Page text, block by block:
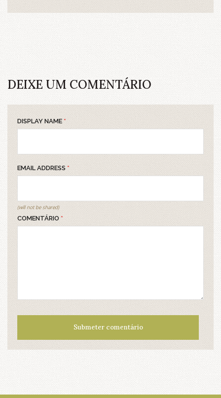
DEIXE UM COMENTÁRIO
DISPLAY NAME *
EMAIL ADDRESS *
(will not be shared)
COMENTÁRIO *